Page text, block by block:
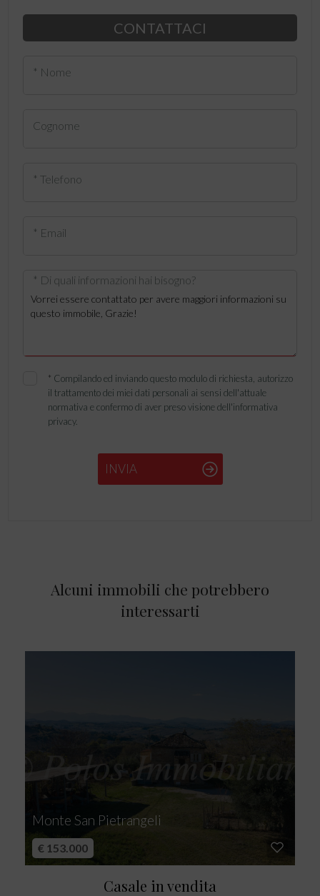
CONTATTACI
* Nome
Cognome
* Telefono
* Email
* Di quali informazioni hai bisogno?
* Compilando ed inviando questo modulo di richiesta, autorizzo
il trattamento dei miei dati personali ai sensi dell'attuale
normativa e confermo di aver preso visione dell'informativa
privacy.
INVIA
Alcuni immobili che potrebbero
interessarti
Monte San Pietrangeli
€ 153.000
Casale in vendita